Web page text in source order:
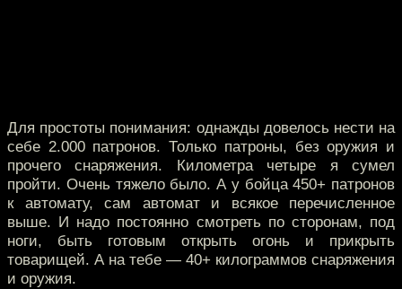
Для простоты понимания: однажды довелось нести на
себе 2.000 патронов. Только патроны, без оружия и
прочего снаряжения. Километра четыре я сумел
пройти. Очень тяжело было. А у бойца 450+ патронов
к автомату, сам автомат и всякое перечисленное
выше. И надо постоянно смотреть по сторонам, под
ноги, быть готовым открыть огонь и прикрыть
товарищей. А на тебе — 40+ килограммов снаряжения
и оружия.